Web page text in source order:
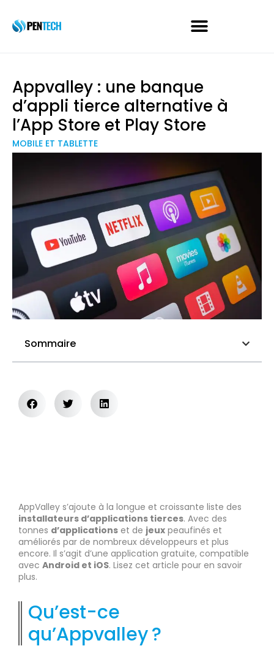
Appvalley : une banque
d’appli tierce alternative à
l’App Store et Play Store
MOBILE ET TABLETTE
Sommaire
AppValley s’ajoute à la longue et croissante liste des
installateurs d’applications tierces. Avec des
tonnes d’applications et de jeux peaufinés et
améliorés par de nombreux développeurs et plus
encore. Il s’agit d’une application gratuite, compatible
avec Android et iOS. Lisez cet article pour en savoir
plus.
Qu’est-ce
qu’Appvalley ?